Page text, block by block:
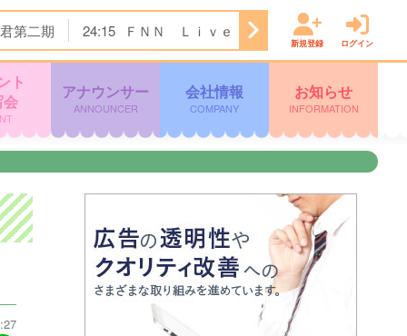
第二期 24:15 ＦＮＮ Ｌｉｖｅ Ｎｅｗｓ α 25:00
新規登録 ログイン
ト
アナウンサー
ANNOUNCER
会社情報
COMPANY
お知らせ
INFORMATION